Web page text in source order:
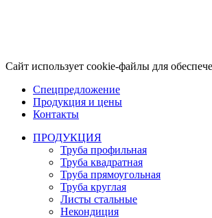
Сайт использует cookie-файлы для
Спецпредложение
Продукция и цены
Контакты
ПРОДУКЦИЯ
Труба профильная
Труба квадратная
Труба прямоугольная
Труба круглая
Листы стальные
Некондиция